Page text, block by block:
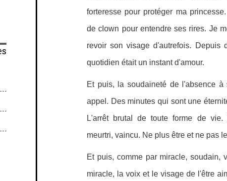
forteresse pour protéger ma
de clown pour entendre ses rires. Je
revoir son visage d'autrefois. Depuis
quotidien était un instant d'amour.
Et puis, la soudaineté de l'absence à
appel. Des minutes qui sont une
L'arrêt brutal de toute forme de
meurtri, vaincu. Ne plus être et ne pas
Et puis, comme par miracle, soudain,
miracle, la voix et le visage de l'être